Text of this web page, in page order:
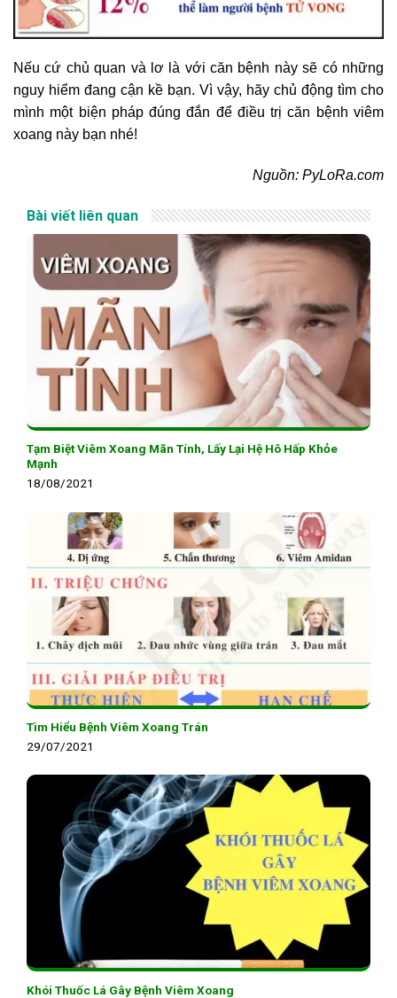
Nếu cứ chủ quan và lơ là với căn bệnh này sẽ có những
nguy hiểm đang cận kề bạn. Vì vậy, hãy chủ động tìm cho
mình một biện pháp đúng đắn để điều trị căn bệnh viêm
xoang này bạn nhé!
Nguồn: PyLoRa.com
Bài viết liên quan
Tạm Biệt Viêm Xoang Mãn Tính, Lấy Lại Hệ Hô Hấp Khỏe
Mạnh
18/08/2021
Tìm Hiểu Bệnh Viêm Xoang Trán
29/07/2021
Khói Thuốc Lá Gây Bệnh Viêm Xoang